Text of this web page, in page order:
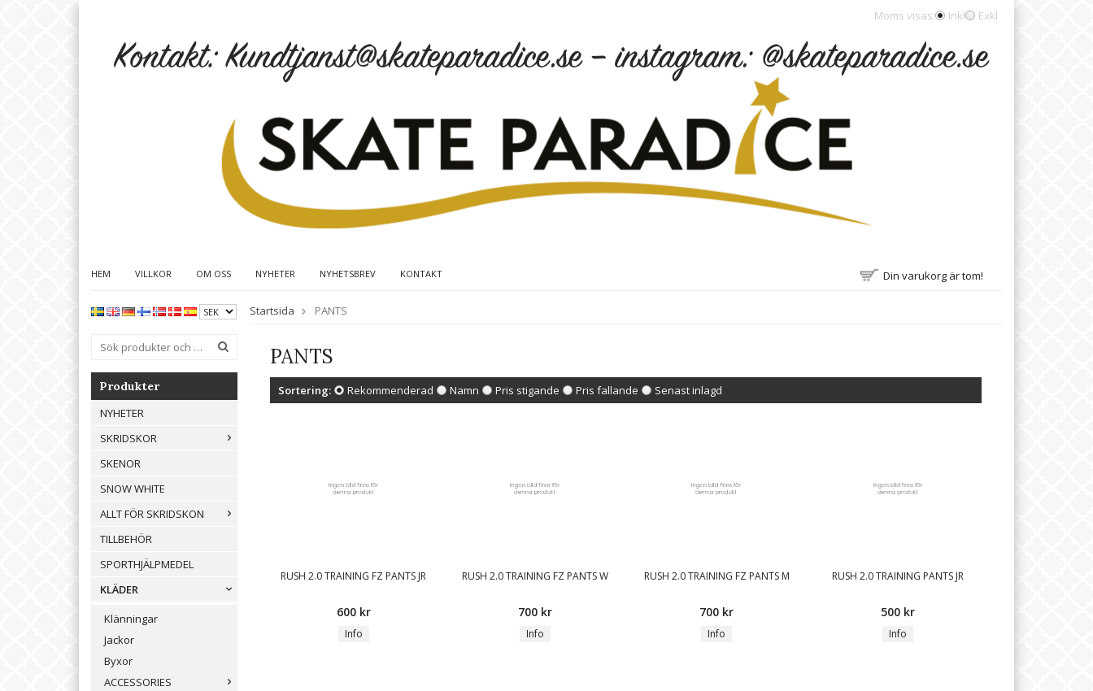
Moms visas: Inkl Exkl
HEM VILLKOR OM OSS NYHETER NYHETSBREV KONTAKT Din varukorg är tom!
Produkter
NYHETER
SKRIDSKOR
SKENOR
SNOW WHITE
ALLT FÖR SKRIDSKON
TILLBEHÖR
SPORTHJÄLPMEDEL
KLÄDER
Klänningar
Jackor
Byxor
ACCESSORIES
Startsida PANTS
PANTS
Sortering: Rekommenderad Namn Pris stigande Pris fallande Senast inlagd
RUSH 2.0 TRAINING FZ PANTS JR
600 kr
Info
RUSH 2.0 TRAINING FZ PANTS W
700 kr
Info
RUSH 2.0 TRAINING FZ PANTS M
700 kr
Info
RUSH 2.0 TRAINING PANTS JR
500 kr
Info